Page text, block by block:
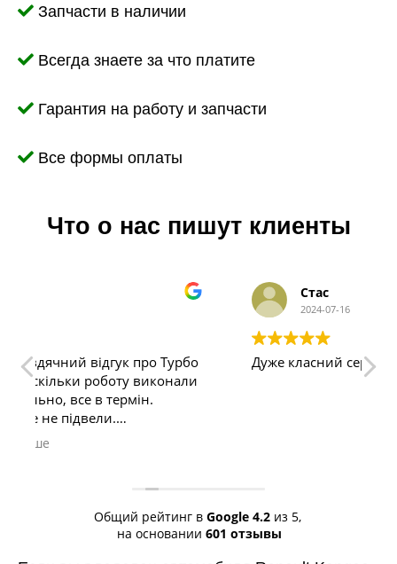
Запчасти в наличии
Всегда знаете за что платите
Гарантия на работу и запчасти
Все формы оплаты
Что о нас пишут клиенты
Дуже класний сервіс
Общий рейтинг в Google 4.2 из 5,
на основании 601 отзывы